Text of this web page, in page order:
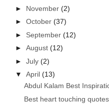
► November(2)
►October(37)
► September(12)
►August(12)
►July(2)
▼April(13)
Abdul Kalam Best
Best heart touching